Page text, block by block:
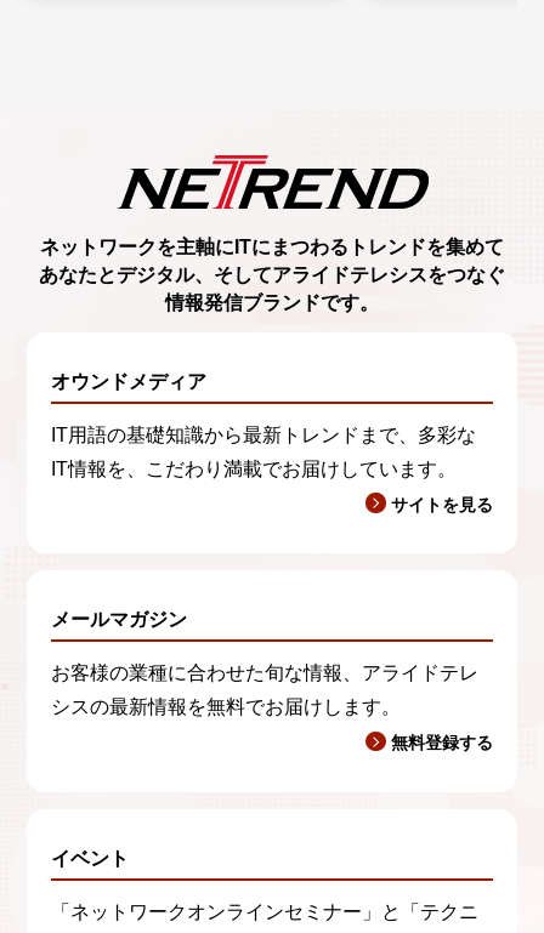
ネットワークを主軸に ITにまつわるトレンドを集めて
あなたとデジタル、 そしてアライドテレシスをつなぐ
情報発信ブランドです。
オウンドメディア
IT用語の基礎知識から最新トレンドまで、多彩な
IT情報を、こだわり満載でお届けしています。
サイトを見る
メールマガジン
お客様の業種に合わせた旬な情報、アライドテレ
シスの最新情報を無料でお届けします。
無料登録する
イベント
「ネットワークオンラインセミナー」と「テクニ